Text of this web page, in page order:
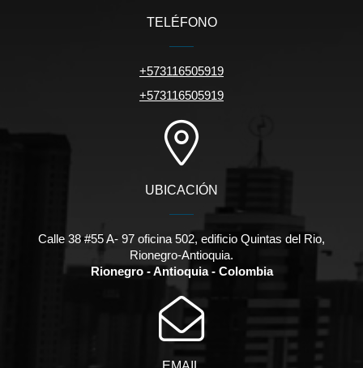
TELÉFONO
+573116505919
+573116505919
UBICACIÓN
Calle 38 #55 A- 97 oficina 502, edificio Quintas del Rio,
Rionegro-Antioquia.
Rionegro - Antioquia - Colombia